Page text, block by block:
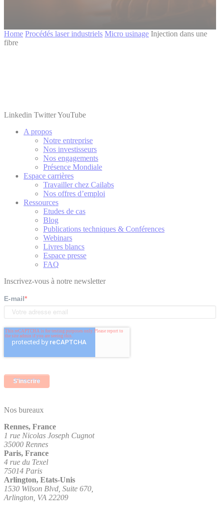
Home Procédés laser industriels Micro usinage Injection dans une
fibre
Linkedin TwitterYouTube
A propos
Notre entreprise
Nos investisseurs
Nos engagements
Présence Mondiale
Espace carrières
Travailler chez Cailabs
Nos offres d’emploi
Ressources
Etudes de cas
Blog
Publications techniques & Conférences
Webinars
Livres blancs
Espace presse
FAQ
Inscrivez-vous à notre newsletter
E-mail*
Nos bureaux
Rennes, France
1 rue Nicolas Joseph Cugnot
35000 Rennes
Paris, France
4 rue du Texel
75014 Paris
Arlington, Etats-Unis
1530 Wilson Blvd, Suite 670,
Arlington, VA 22209